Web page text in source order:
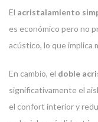
El acristalamiento
es económico pero no
acústico, lo que implica
En cambio, el doble
significativamente el
el confort interior y